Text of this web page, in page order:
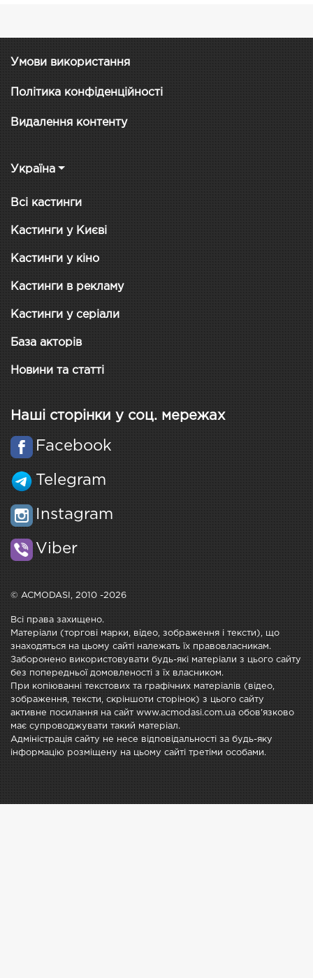
Умови використання
Політика конфіденційності
Видалення контенту
Україна
Всі кастинги
Кастинги у Києві
Кастинги у кіно
Кастинги в рекламу
Кастинги у серіали
База акторів
Новини та статті
Наші сторінки у соц. мережах
Facebook
Telegram
Instagram
Viber
© ACMODASI, 2010 -2026
Всі права захищено.
Матеріали (торгові марки, відео, зображення і тексти), що
знаходяться на цьому сайті належать їх правовласникам.
Заборонено використовувати будь-які матеріали з цього сайту
без попередньої домовленості з їх власником.
При копіюванні текстових та графічних матеріалів (відео,
зображення, тексти, скріншоти сторінок) з цього сайту
активне посилання на сайт www.acmodasi.com.ua обов'язково
має супроводжувати такий матеріал.
Адміністрація сайту не несе відповідальності за будь-яку
інформацію розміщену на цьому сайті третіми особами.